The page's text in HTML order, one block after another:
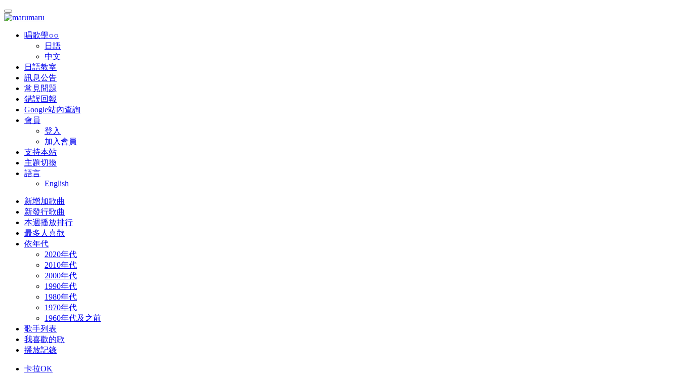
唱歌學○○
日語
中文
日語教室
訊息公告
常見問題
錯誤回報
Google站內查詢
會員
登入
加入會員
支持本站
主題切換
語言
English
新增加歌曲
新發行歌曲
本週播放排行
最多人喜歡
依年代
2020年代
2010年代
2000年代
1990年代
1980年代
1970年代
1960年代及之前
歌手列表
我喜歡的歌
播放記錄
卡拉OK